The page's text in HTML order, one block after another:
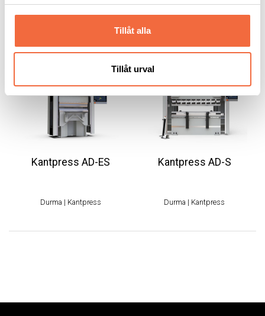
Tillåt alla
Tillåt urval
Kantpress AD-ES
Durma | Kantpress
Kantpress AD-S
Durma | Kantpress